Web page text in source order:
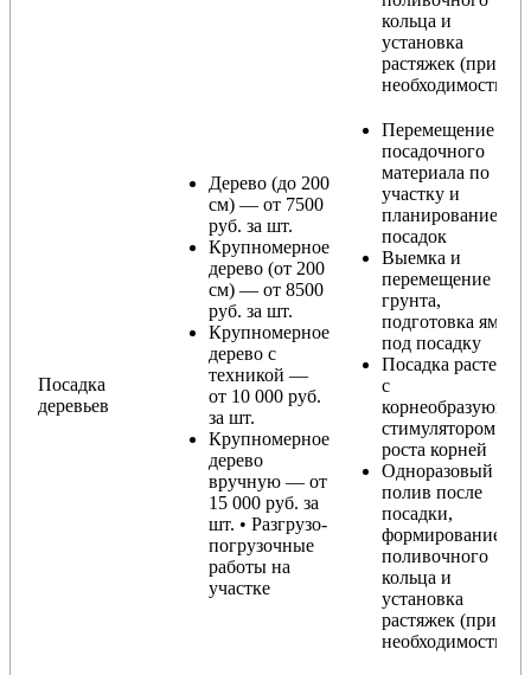
кольца и
установка
растяжек (при
необходимости)
Посадка
деревьев
Дерево (до 200
см) — от 7500
руб. за шт.
Крупномерное
дерево (от 200
см) — от 8500
руб. за шт.
Крупномерное
дерево с
техникой —
от 10 000 руб.
за шт.
Крупномерное
дерево
вручную — от
15 000 руб. за
шт. • Разгрузо-
погрузочные
работы на
участке
Перемещение
посадочного
материала по
участку и
планирование
посадок
Выемка и
перемещение
грунта,
подготовка ямы
под посадку
Посадка растения
с
корнеобразующим
стимулятором
роста корней
Одноразовый
полив после
посадки,
формирование
поливочного
кольца и
установка
растяжек (при
необходимости)